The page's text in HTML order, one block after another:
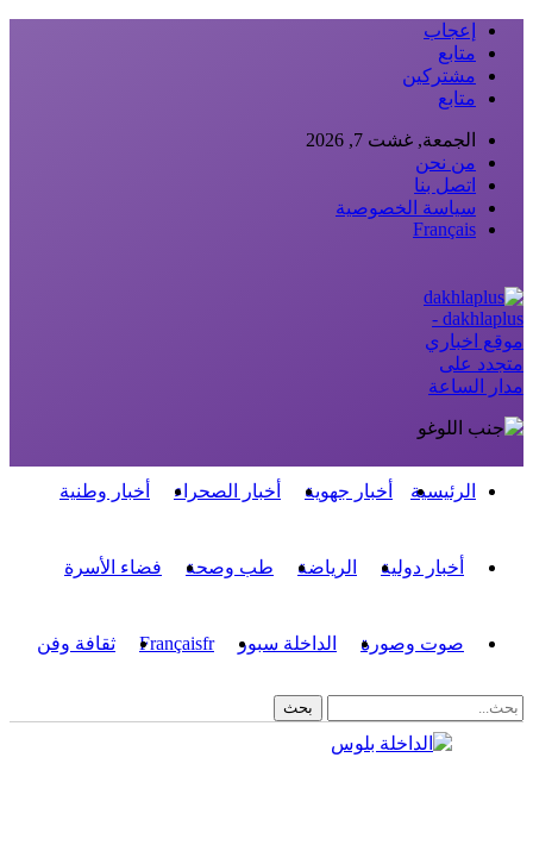
إعجاب
متابع
مشتركين
متابع
الجمعة, غشت 7, 2026
من نحن
اتصل بنا
سياسة الخصوصية
Français
dakhlaplus -
موقع اخباري
متجدد على
مدار الساعة
الرئيسية أخبار جهوية أخبار الصحراء أخبار وطنية
أخبار دولية الرياضة طب وصحة فضاء الأسرة
صوت وصورة الداخلة سبور Françaisfr ثقافة وفن